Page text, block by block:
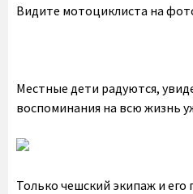
Видите мотоциклиста на
Местные дети радуются,
воспоминания на всю жизнь
Только чешский экипаж и его